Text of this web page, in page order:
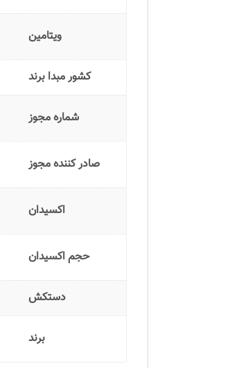
ویتامین
کشور مبدا برند
شماره مجوز
صادر کننده مجوز
اکسیدان
حجم اکسیدان
دستکش
برند